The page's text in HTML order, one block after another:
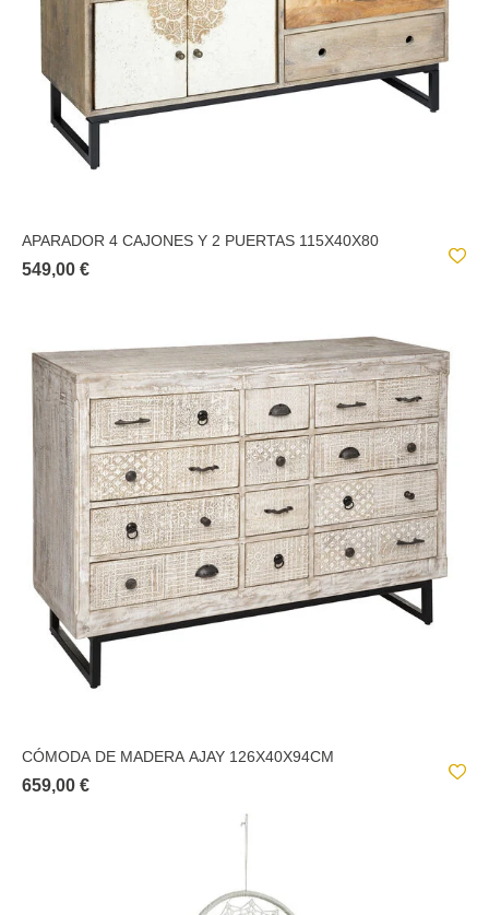
APARADOR 4 CAJONES Y 2 PUERTAS 115X40X80
549,00 €
CÓMODA DE MADERA AJAY 126X40X94CM
659,00 €